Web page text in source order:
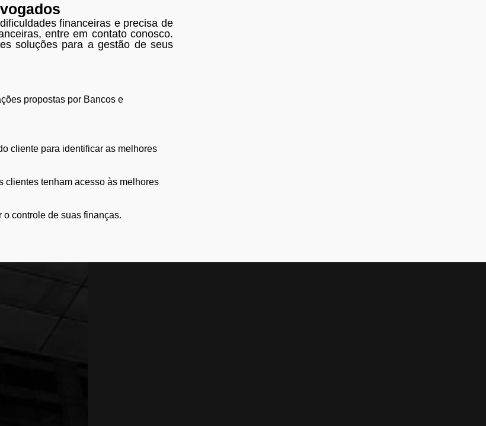
financeiras e precisa de
entre em contato conosco.
soluções para a gestão de seus
propostas por Bancos e
cliente para identificar as melhores
clientes tenham acesso às melhores
controle de suas finanças.